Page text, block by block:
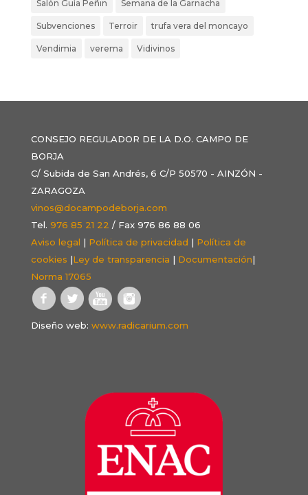
Salón Guía Peñin Semana de la Garnacha
Subvenciones Terroir trufa vera del moncayo
Vendimia verema Vidivinos
CONSEJO REGULADOR DE LA D.O. CAMPO DE
BORJA
C/ Subida de San Andrés, 6 C/P 50570 - AINZÓN -
ZARAGOZA
vinos@docampodeborja.com
Tel. 976 85 21 22 / Fax 976 86 88 06
Aviso legal | Política de privacidad | Política de
cookies |Ley de transparencia | Documentación|
Norma 17065
Diseño web: www.radicarium.com